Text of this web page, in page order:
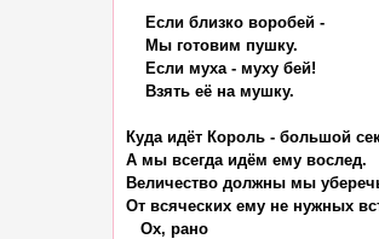
    Если близко воробей -
    Мы готовим пушку.
    Если муха - муху бей!
    Взять её на мушку.
Куда идёт Король - большой
А мы всегда идём ему вослед.
Величество должны мы
От всяческих ему не нужных
   Ох, рано